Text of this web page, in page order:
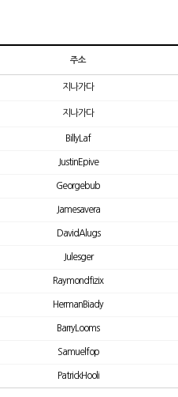
주소
지나가다
지나가다
BillyLaf
JustinEpive
Georgebub
Jamesavera
DavidAlugs
Julesger
Raymondfizix
HermanBiady
BarryLooms
Samuelfop
PatrickHooli